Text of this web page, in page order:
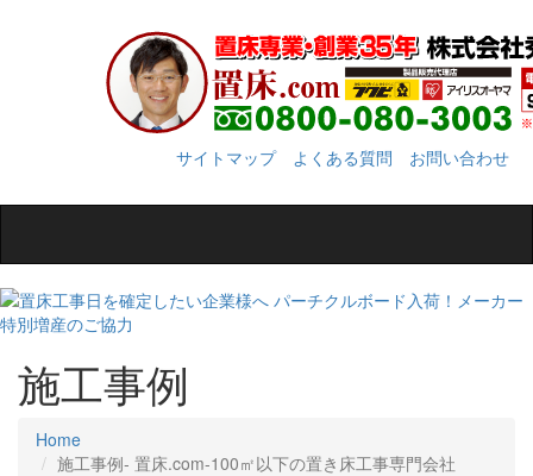
サイトマップ よくある質問
お問い合わせ
navigation
施工事例
Home
施工事例‐ 置床.com-100㎡以下の置き床工事専門会社